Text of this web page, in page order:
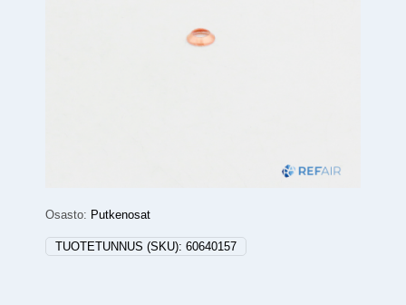
Osasto: Putkenosat
TUOTETUNNUS (SKU): 60640157